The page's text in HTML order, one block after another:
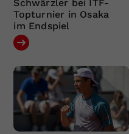
Schwärzler bei ITF-
Topturnier in Osaka
im Endspiel